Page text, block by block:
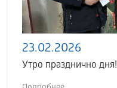
23.02.2026
Утро празднично дня!